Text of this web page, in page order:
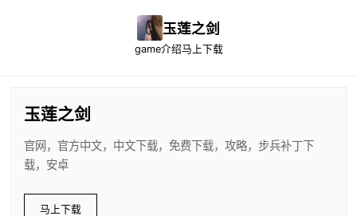
玉莲之剑
game介绍马上下载
玉莲之剑
官网，官方中文，中文下载，免费下载，攻略，步兵补丁下
载，安卓
马上下载